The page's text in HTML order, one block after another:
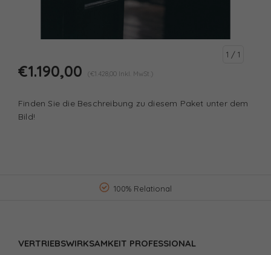
1 / 1
€1.190,00 (€1.428,00 Inkl. MwSt.)
Finden Sie die Beschreibung zu diesem Paket unter dem
Bild!
100% Relational
VERTRIEBSWIRKSAMKEIT PROFESSIONAL